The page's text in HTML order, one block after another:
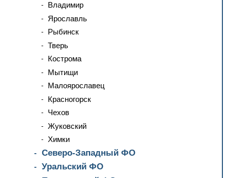
Владимир
Ярославль
Рыбинск
Тверь
Кострома
Мытищи
Малоярославец
Красногорск
Чехов
Жуковский
Химки
Северо-Западный ФО
Уральский ФО